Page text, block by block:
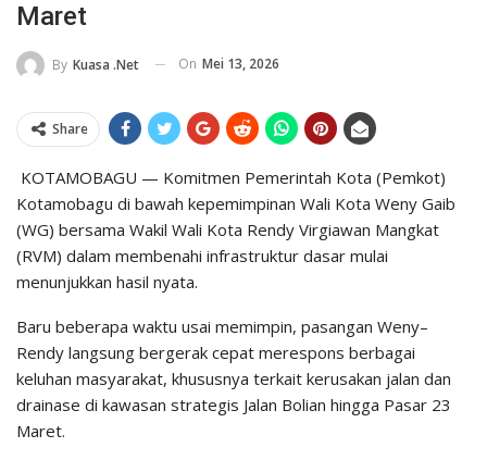
Maret
By Kuasa .net On Mei 13, 2026
Share
KOTAMOBAGU — Komitmen Pemerintah Kota (Pemkot)
Kotamobagu di bawah kepemimpinan Wali Kota Weny Gaib
(WG) bersama Wakil Wali Kota Rendy Virgiawan Mangkat
(RVM) dalam membenahi infrastruktur dasar mulai
menunjukkan hasil nyata.
Baru beberapa waktu usai memimpin, pasangan Weny–
Rendy langsung bergerak cepat merespons berbagai
keluhan masyarakat, khususnya terkait kerusakan jalan dan
drainase di kawasan strategis Jalan Bolian hingga Pasar 23
Maret.